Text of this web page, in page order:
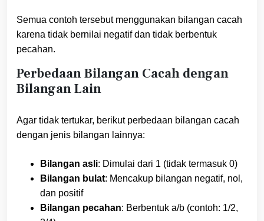
Semua contoh tersebut menggunakan bilangan cacah
karena tidak bernilai negatif dan tidak berbentuk
pecahan.
Perbedaan Bilangan Cacah dengan
Bilangan Lain
Agar tidak tertukar, berikut perbedaan bilangan cacah
dengan jenis bilangan lainnya:
Bilangan asli: Dimulai dari 1 (tidak termasuk 0)
Bilangan bulat: Mencakup bilangan negatif, nol,
dan positif
Bilangan pecahan: Berbentuk a/b (contoh: 1/2,